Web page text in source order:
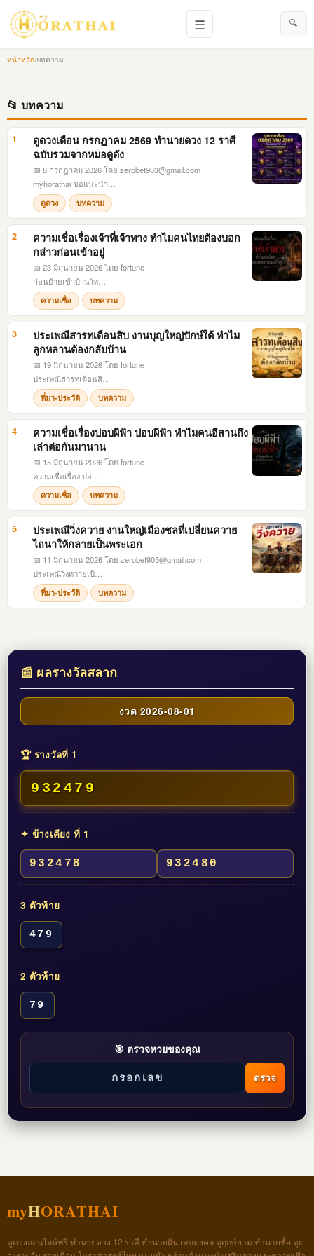
☰ 🔍
หน้าหลัก›บทความ
📂 บทความ
1
ดูดวงเดือน กรกฏาคม 2569 ทำนายดวง 12 ราศี
ฉบับรวมจากหมอดูดัง
📅 8 กรกฎาคม 2026โดย zerobet903@gmail.com
myhorathai ขอแนะนำ…
ดูดวง บทความ
2
ความเชื่อเรื่องเจ้าที่เจ้าทาง ทำไมคนไทยต้องบอก
กล่าวก่อนเข้าอยู่
📅 23 มิถุนายน 2026โดย fortune
ก่อนย้ายเข้าบ้านให…
ความเชื่อ บทความ
3
ประเพณีสารทเดือนสิบ งานบุญใหญ่ปักษ์ใต้ ทำไม
ลูกหลานต้องกลับบ้าน
📅 19 มิถุนายน 2026โดย fortune
ประเพณีสารทเดือนสิ…
ที่มา-ประวัติ บทความ
4
ความเชื่อเรื่องปอบผีฟ้า ปอบผีฟ้า ทำไมคนอีสานถึง
เล่าต่อกันมานาน
📅 15 มิถุนายน 2026โดย fortune
ความเชื่อเรื่อง ปอ…
ความเชื่อ บทความ
5
ประเพณีวิ่งควาย งานใหญ่เมืองชลที่เปลี่ยนควาย
ไถนาให้กลายเป็นพระเอก
📅 11 มิถุนายน 2026โดย zerobet903@gmail.com
ประเพณีวิ่งควายเป็…
ที่มา-ประวัติ บทความ
📰 ผลรางวัลสลาก
งวด 2026-08-01
🏆 รางวัลที่ 1
932479
✦ ข้างเคียง ที่ 1
932478 932480
3 ตัวท้าย
479
2 ตัวท้าย
79
🎯 ตรวจหวยของคุณ
ตรวจ
myHORATHAI
ดูดวงออนไลน์ฟรี ทำนายดวง 12 ราศี ทำนายฝัน เลขมงคล ดูฤกษ์ยาม ทำนายชื่อ ดูด